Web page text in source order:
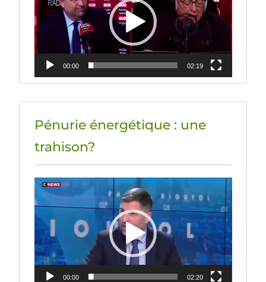
00:00 02:19
Pénurie énergétique : une
trahison?
Lecteur
vidéo
00:00 02:20